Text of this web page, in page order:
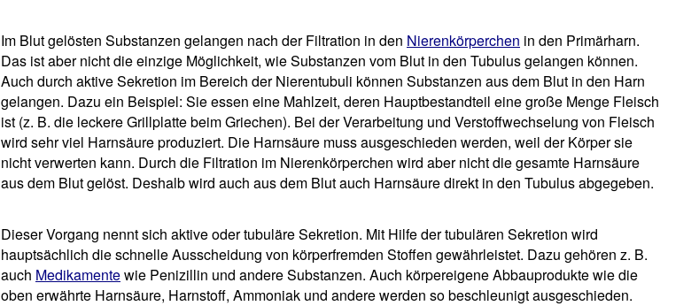
Im Blut gelösten Substanzen gelangen nach der Filtration in den Nierenkörperchen in den Primärharn.
Das ist aber nicht die einzige Möglichkeit, wie Substanzen vom Blut in den Tubulus gelangen können.
Auch durch aktive Sekretion im Bereich der Nierentubuli können Substanzen aus dem Blut in den Harn
gelangen. Dazu ein Beispiel: Sie essen eine Mahlzeit, deren Hauptbestandteil eine große Menge Fleisch
ist (z. B. die leckere Grillplatte beim Griechen). Bei der Verarbeitung und Verstoffwechselung von Fleisch
wird sehr viel Harnsäure produziert. Die Harnsäure muss ausgeschieden werden, weil der Körper sie
nicht verwerten kann. Durch die Filtration im Nierenkörperchen wird aber nicht die gesamte Harnsäure
aus dem Blut gelöst. Deshalb wird auch aus dem Blut auch Harnsäure direkt in den Tubulus abgegeben.
Dieser Vorgang nennt sich aktive oder tubuläre Sekretion. Mit Hilfe der tubulären Sekretion wird
hauptsächlich die schnelle Ausscheidung von körperfremden Stoffen gewährleistet. Dazu gehören z. B.
auch Medikamentewie Penizillin und andere Substanzen. Auch körpereigene Abbauprodukte wie die
oben erwährte Harnsäure, Harnstoff, Ammoniak und andere werden so beschleunigt ausgeschieden.